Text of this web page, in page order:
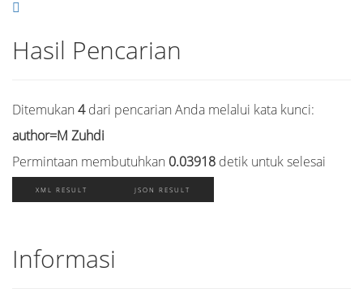
Hasil Pencarian
Ditemukan 4dari pencarian Anda melalui kata kunci:
author=M Zuhdi
Permintaan membutuhkan 0.03918 detik untuk selesai
XML RESULT JSON RESULT
Informasi